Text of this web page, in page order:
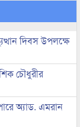
দিবস উপলক্ষে
চৌধুরীর
অ্যাড. এমরান